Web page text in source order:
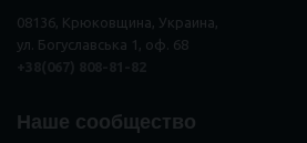
08136, Крюковщина, Украина,
ул. Богуславська 1, оф. 68
Наше сообщество